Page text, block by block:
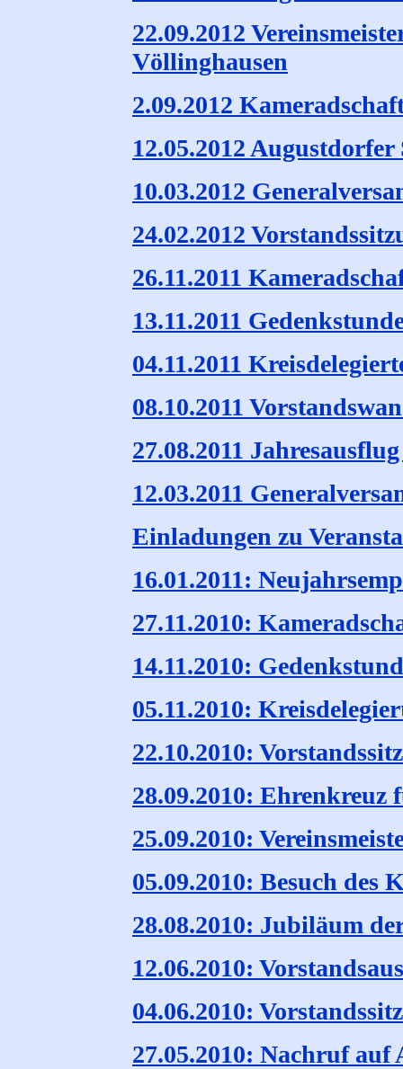
22.09.2012
Völlinghausen
2.09.2012
12.05.2012 Augustdorfer
10.03.2012
24.02.2012
26.11.2011
13.11.2011
04.11.2011
08.10.2011
27.08.2011
12.03.2011
Einladungen zu
16.01.2011:
27.11.2010:
14.11.2010:
05.11.2010:
22.10.2010:
28.09.2010: Ehrenkreuz
25.09.2010:
05.09.2010: Besuch des
28.08.2010: Jubiläum
12.06.2010:
04.06.2010:
27.05.2010: Nachruf